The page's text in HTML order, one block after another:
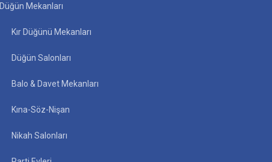
Düğün Mekanları
Kır Düğünü Mekanları
Düğün Salonları
Balo & Davet Mekanları
Kına-Söz-Nişan
Nikah Salonları